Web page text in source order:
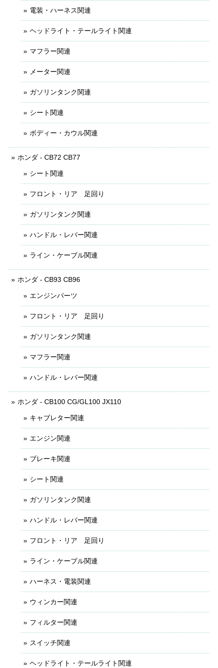
電装・ハーネス関連
ヘッドライト・テールライト関連
マフラー関連
メーター関連
ガソリンタンク関連
シート関連
ボディー・カウル関連
ホンダ - CB72 CB77
シート関連
フロント・リア 足回り
ガソリンタンク関連
ハンドル・レバー関連
ライン・ケーブル関連
ホンダ - CB93 CB96
エンジンパーツ
フロント・リア 足回り
ガソリンタンク関連
マフラー関連
ハンドル・レバー関連
ホンダ - CB100 CG/GL100 JX110
キャブレター関連
エンジン関連
ブレーキ関連
シート関連
ガソリンタンク関連
ハンドル・レバー関連
フロント・リア 足回り
ライン・ケーブル関連
ハーネス・電装関連
ウィンカー関連
フィルター関連
スイッチ関連
ヘッドライト・テールライト関連